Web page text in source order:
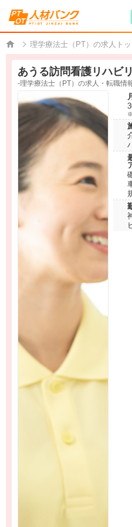
理学療法士（PT）の求人ト
あうる訪問看護リハビ
-理学療法士（PT）の求人・転職情
※